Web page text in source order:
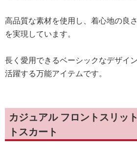
高品質な素材を使用し、着心地の良
を実現しています。
長く愛用できるベーシックなデザイ
活躍する万能アイテムです。
カジュアル フロントスリッ
トスカート